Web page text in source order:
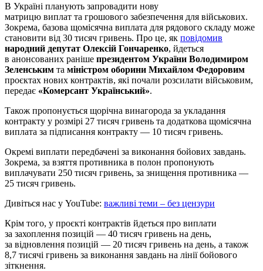
В Україні планують запровадити нову
матрицю виплат та грошового забезпечення для військових.
Зокрема, базова щомісячна виплата для рядового складу може
становити від 30 тисяч гривень. Про це, як повідомив
народний депутат Олексій Гончаренко, йдеться
в анонсованих раніше президентом України Володимиром
Зеленським та міністром оборини Михайлом Федоровим
проєктах нових контрактів, які почали розсилати військовим,
передає «Комерсант Український».
Також пропонується щорічна винагорода за укладання
контракту у розмірі 27 тисяч гривень та додаткова щомісячна
виплата за підписання контракту — 10 тисяч гривень.
Окремі виплати передбачені за виконання бойових завдань.
Зокрема, за взяття противника в полон пропонують
виплачувати 250 тисяч гривень, за знищення противника —
25 тисяч гривень.
Дивіться нас у YouTube: важливі теми – без цензури
Крім того, у проєкті контрактів йдеться про виплати
за захоплення позицій — 40 тисяч гривень на день,
за відновлення позицій — 20 тисяч гривень на день, а також
8,7 тисячі гривень за виконання завдань на лінії бойового
зіткнення.